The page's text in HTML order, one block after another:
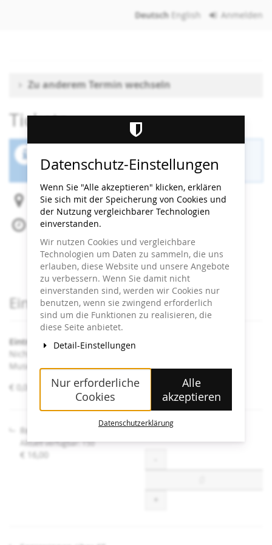
Deutsch English Anmelden
Zu anderem Termin wechseln
Tickets
ist beendet.
Heidi Horten Collection
Do, 2. Oktober 2025
Beginn:
20:00 Uhr
Ende:21:00Uhr
Zum Kalender hinzufügen
Produkte
Eintrittskarten
Eintritt Heidi Horten Collection
Nicht angeführte Ermäßigungen sind an der Kassa im
Museum erhältlich.
von
€ 0,00 – € 16,00
Regulär
Aktuell verfügbar: 150
€ 16,00
Datenschutz-Einstellungen
Wenn Sie "Alle akzeptieren" klicken, erklären
Sie sich mit der Speicherung von Cookies und
der Nutzung vergleichbarer Technologien
einverstanden.
Wir nutzen Cookies und vergleichbare
Technologien um Daten zu sammeln, die uns
erlauben, diese Website und unsere Angebote
zu verbessern. Wenn Sie damit nicht
einverstanden sind, werden wir Cookies nur
benutzen, wenn sie zwingend erforderlich
sind um die Funktionen zu realisieren, die
diese Seite anbietet.
Detail-Einstellungen
Nur erforderliche
Cookies
Alle
akzeptieren
Datenschutzerklärung